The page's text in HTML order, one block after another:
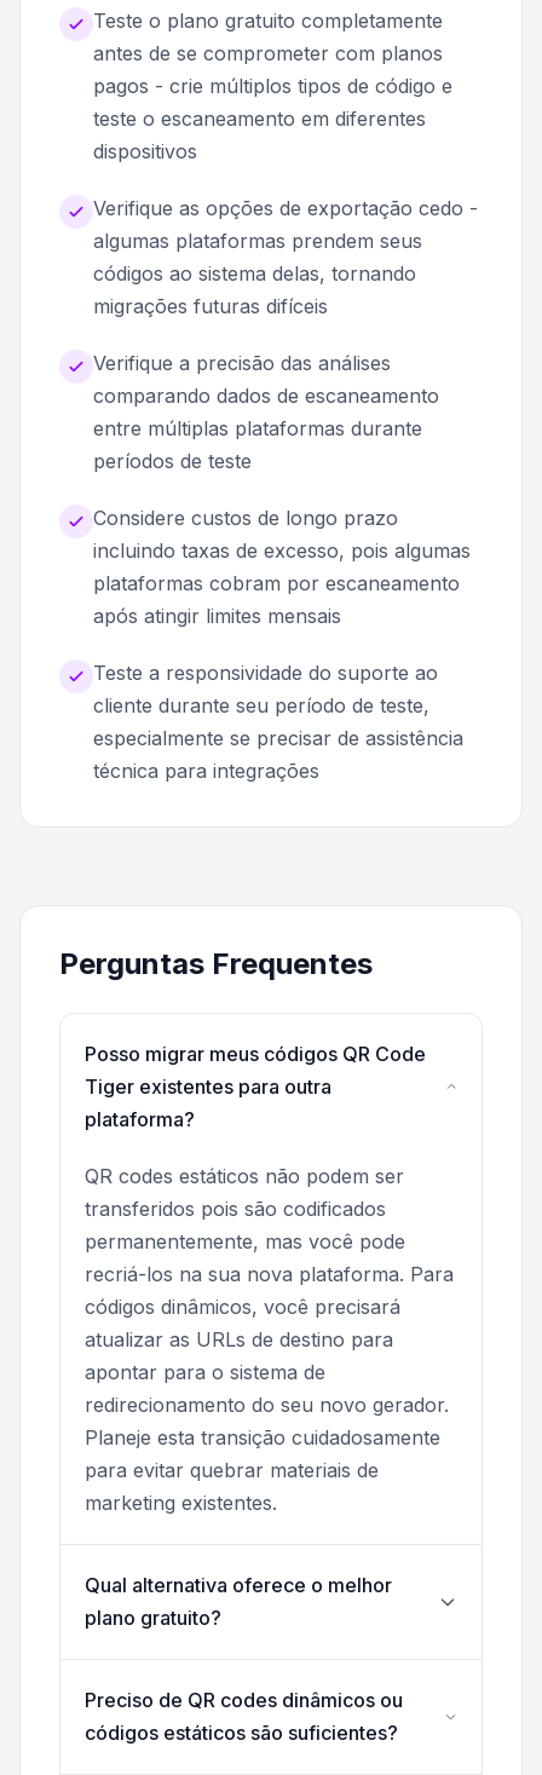
Teste o plano gratuito completamente
antes de se comprometer com planos
pagos - crie múltiplos tipos de código e
teste o escaneamento em diferentes
dispositivos
Verifique as opções de exportação cedo -
algumas plataformas prendem seus
códigos ao sistema delas, tornando
migrações futuras difíceis
Verifique a precisão das análises
comparando dados de escaneamento
entre múltiplas plataformas durante
períodos de teste
Considere custos de longo prazo
incluindo taxas de excesso, pois algumas
plataformas cobram por escaneamento
após atingir limites mensais
Teste a responsividade do suporte ao
cliente durante seu período de teste,
especialmente se precisar de assistência
técnica para integrações
Perguntas Frequentes
Posso migrar meus códigos QR Code
Tiger existentes para outra
plataforma?
QR codes estáticos não podem ser
transferidos pois são codificados
permanentemente, mas você pode
recriá-los na sua nova plataforma. Para
códigos dinâmicos, você precisará
atualizar as URLs de destino para
apontar para o sistema de
redirecionamento do seu novo gerador.
Planeje esta transição cuidadosamente
para evitar quebrar materiais de
marketing existentes.
Qual alternativa oferece o melhor
plano gratuito?
Preciso de QR codes dinâmicos ou
códigos estáticos são suficientes?